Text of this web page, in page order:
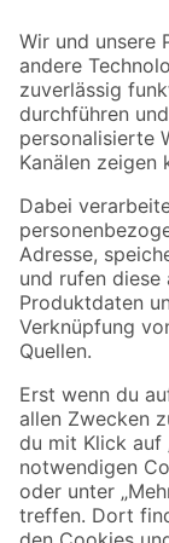
Der toom Newsletter:
Zur Newsletter
Folge uns
Zahlungsarten
Sicher einkaufen
Jetzt die toom-